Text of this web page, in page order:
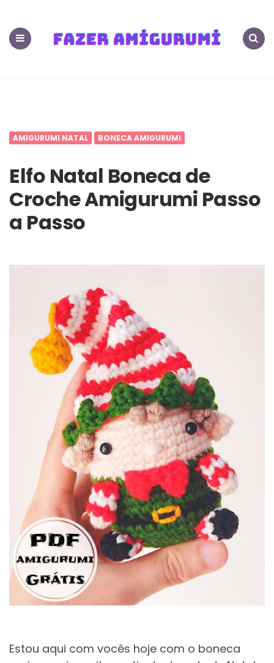
PDF
Grátis
AMIGURUMI NATAL BONECA AMIGURUMI
Elfo Natal Boneca de
Croche Amigurumi Passo
a Passo
Estou aqui com vocês hoje com o boneca